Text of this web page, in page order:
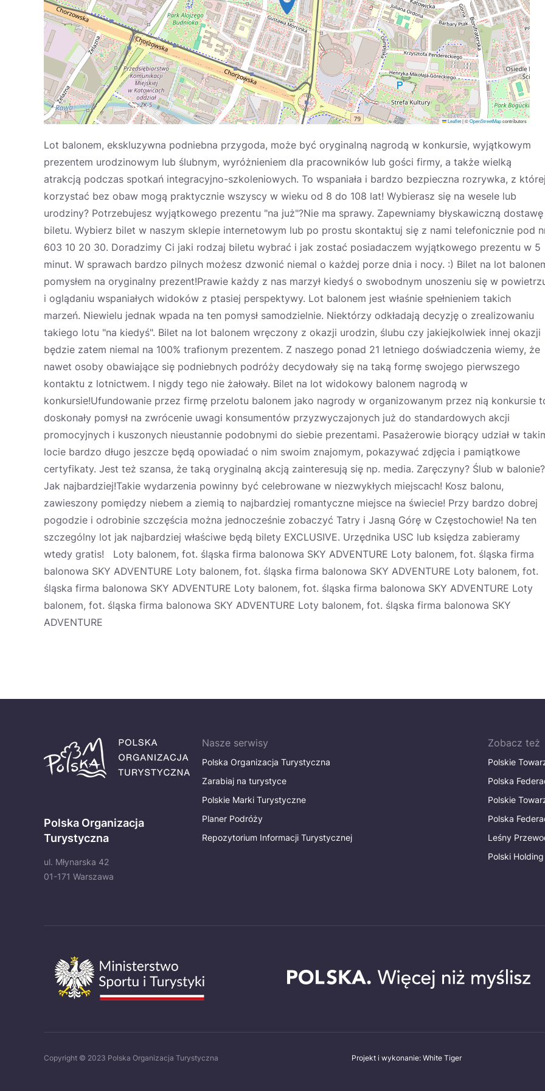
Leaflet|©OpenStreetMapcontributors
Lot balonem, ekskluzywna podniebna przygoda, może być oryginalną nagrodą w konkursie, wyjątkowym
prezentem urodzinowym lub ślubnym, wyróżnieniem dla pracowników lub gości firmy, a także wielką
atrakcją podczas spotkań integracyjno-szkoleniowych. To wspaniała i bardzo bezpieczna rozrywka, z której
korzystać bez obaw mogą praktycznie wszyscy w wieku od 8 do 108 lat! Wybierasz się na wesele lub
urodziny? Potrzebujesz wyjątkowego prezentu "na już"?Nie ma sprawy. Zapewniamy błyskawiczną dostawę
biletu. Wybierz bilet w naszym sklepie internetowym lub po prostu skontaktuj się z nami telefonicznie pod
603 10 20 30. Doradzimy Ci jaki rodzaj biletu wybrać i jak zostać posiadaczem wyjątkowego prezentu w 5
minut. W sprawach bardzo pilnych możesz dzwonić niemal o każdej porze dnia i nocy. :) Bilet na lot
pomysłem na oryginalny prezent!Prawie każdy z nas marzył kiedyś o swobodnym unoszeniu się w
i oglądaniu wspaniałych widoków z ptasiej perspektywy. Lot balonem jest właśnie spełnieniem takich
marzeń. Niewielu jednak wpada na ten pomysł samodzielnie. Niektórzy odkładają decyzję o zrealizowaniu
takiego lotu "na kiedyś". Bilet na lot balonem wręczony z okazji urodzin, ślubu czy jakiejkolwiek innej okazji
będzie zatem niemal na 100% trafionym prezentem. Z naszego ponad 21 letniego doświadczenia wiemy, że
nawet osoby obawiające się podniebnych podróży decydowały się na taką formę swojego pierwszego
kontaktu z lotnictwem. I nigdy tego nie żałowały. Bilet na lot widokowy balonem nagrodą w
konkursie!Ufundowanie przez firmę przelotu balonem jako nagrody w organizowanym przez nią konkursie
doskonały pomysł na zwrócenie uwagi konsumentów przyzwyczajonych już do standardowych akcji
promocyjnych i kuszonych nieustannie podobnymi do siebie prezentami. Pasażerowie biorący udział w
locie bardzo długo jeszcze będą opowiadać o nim swoim znajomym, pokazywać zdjęcia i pamiątkowe
certyfikaty. Jest też szansa, że taką oryginalną akcją zainteresują się np. media. Zaręczyny? Ślub w balonie?
Jak najbardziej!Takie wydarzenia powinny być celebrowane w niezwykłych miejscach! Kosz balonu,
zawieszony pomiędzy niebem a ziemią to najbardziej romantyczne miejsce na świecie! Przy bardzo dobrej
pogodzie i odrobinie szczęścia można jednocześnie zobaczyć Tatry i Jasną Górę w Częstochowie! Na ten
szczególny lot jak najbardziej właściwe będą bilety EXCLUSIVE. Urzędnika USC lub księdza zabieramy
wtedy gratis! Loty balonem, fot. śląska firma balonowa SKY ADVENTURE Loty balonem, fot. śląska firma
balonowa SKY ADVENTURE Loty balonem, fot. śląska firma balonowa SKY ADVENTURE Loty balonem, fot.
śląska firma balonowa SKY ADVENTURE Loty balonem, fot. śląska firma balonowa SKY ADVENTURE Loty
balonem, fot. śląska firma balonowa SKY ADVENTURE Loty balonem, fot. śląska firma balonowa SKY
ADVENTURE
Polska Organizacja
Turystyczna
ul. Młynarska 42
01-171 Warszawa
Nasze serwisy
Polska Organizacja Turystyczna
Zarabiaj na turystyce
Polskie Marki Turystyczne
Planer Podróży
Repozytorium Informacji Turystycznej
Zobacz też
Polskie
Polska
Polskie
Polska
Leśny
Polski
Copyright © 2023 Polska Organizacja Turystyczna Projekt i wykonanie: White Tiger